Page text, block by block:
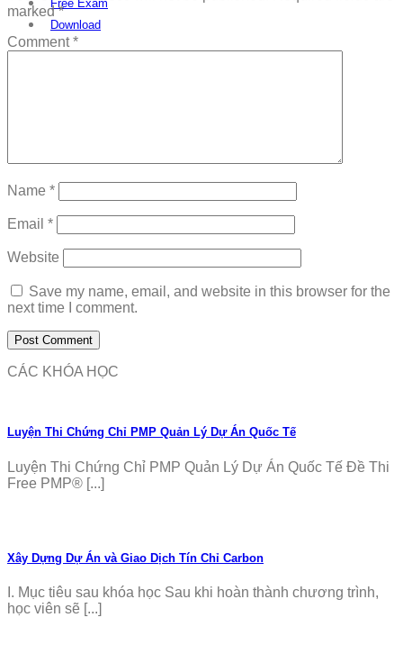
Free Exam
Download
marked*
Comment*
Name *
Email *
Website
Save my name, email, and website in this browser for the
next time I comment.
CÁC KHÓA HỌC
Luyện Thi Chứng Chỉ PMP Quản Lý Dự Án Quốc Tế
Luyện Thi Chứng Chỉ PMP Quản Lý Dự Án Quốc Tế Đề Thi
Free PMP® [...]
Xây Dựng Dự Án và Giao Dịch Tín Chỉ Carbon
I. Mục tiêu sau khóa học Sau khi hoàn thành chương trình,
học viên sẽ [...]